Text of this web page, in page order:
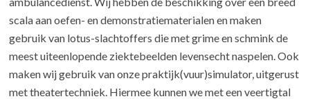
scala aan oefen- en demonstratiematerialen en maken
gebruik van lotus-slachtoffers die met grime en schmink de
meest uiteenlopende ziektebeelden levensecht naspelen. Ook
maken wij gebruik van onze praktijk(vuur)simulator, uitgerust
met theatertechniek. Hiermee kunnen we met een veertigtal